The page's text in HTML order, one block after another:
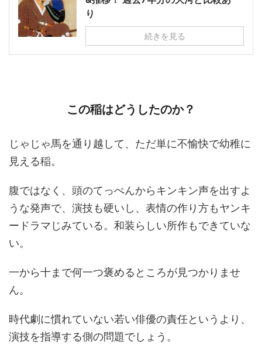
り
続きを見る
この稲はどうしたのか？
じゃじゃ馬を通り越して、ただ単に不愉快で幼稚に
見える稲。
腹ではなく、頭のてっぺんからキンキン声を出すよ
うな発声で、演技も硬いし、表情の作り方もヤンキ
ードラマじみている。和装らしい所作もできていな
い。
一から十まで何一つ褒めるところが見つかりませ
ん。
時代劇に慣れていない若い俳優の責任というより、
演技を指導する側の問題でしょう。